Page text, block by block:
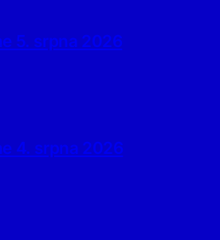
5. srpna 2026
4. srpna 2026